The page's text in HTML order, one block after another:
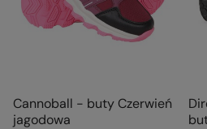
Cannoball - buty Czerwień
jagodowa